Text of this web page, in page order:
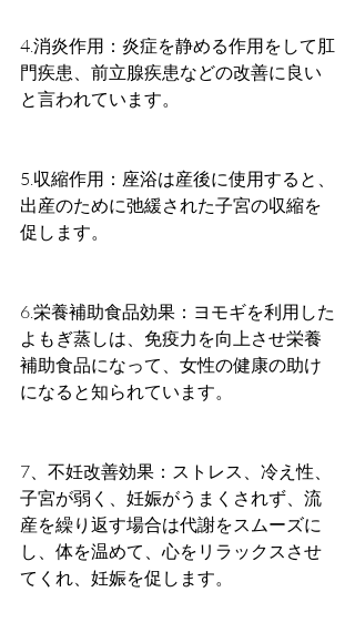
4.消炎作用：炎症を静める作用をして肛
門疾患、前立腺疾患などの改善に良い
と言われています。
5.収縮作用：座浴は産後に使用すると、
出産のために弛緩された子宮の収縮を
促します。
6.栄養補助食品効果：ヨモギを利用した
よもぎ蒸しは、免疫力を向上させ栄養
補助食品になって、女性の健康の助け
になると知られています。
7、不妊改善効果：ストレス、冷え性、
子宮が弱く、妊娠がうまくされず、流
産を繰り返す場合は代謝をスムーズに
し、体を温めて、心をリラックスさせ
てくれ、妊娠を促します。